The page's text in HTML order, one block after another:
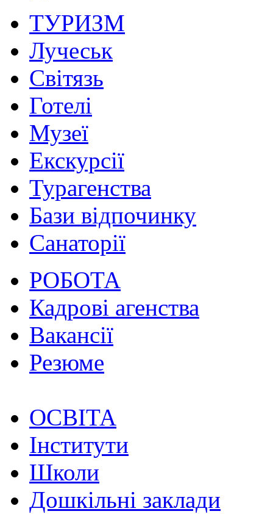
ТУРИЗМ
Лучеськ
Світязь
Готелі
Музеї
Екскурсії
Турагенства
Бази відпочинку
Санаторії
РОБОТА
Кадрові агенства
Вакансії
Резюме
ОСВІТА
Інститути
Школи
Дошкільні заклади